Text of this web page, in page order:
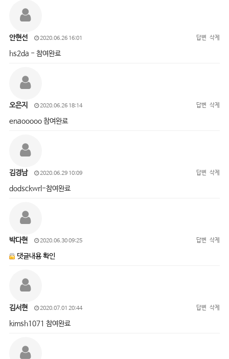
안현선 2020.06.26 16:01 답변 삭제
hs2da - 참여완료
오은지 2020.06.26 18:14 답변 삭제
enaooooo 참여완료
김경남 2020.06.29 10:09 답변 삭제
dodsckwrl-참여완료
박다현 2020.06.30 09:25 답변 삭제
댓글내용 확인
김서현 2020.07.01 20:44 답변 삭제
kimsh1071 참여완료